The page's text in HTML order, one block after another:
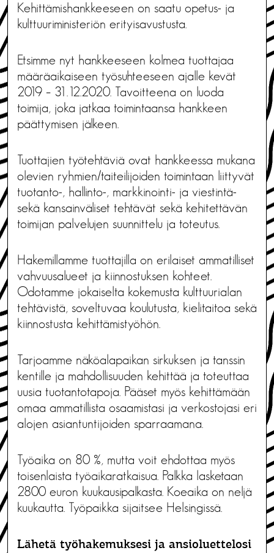
Kehittämishankkeeseen on saatu opetus- ja
kulttuuriministeriön erityisavustusta.
Etsimme nyt hankkeeseen kolmea tuottajaa
määräaikaiseen työsuhteeseen ajalle kevät
2019 – 31.12.2020. Tavoitteena on luoda
toimija, joka jatkaa toimintaansa hankkeen
päättymisen jälkeen.
Tuottajien työtehtäviä ovat hankkeessa mukana
olevien ryhmien/taiteilijoiden toimintaan liittyvät
tuotanto-, hallinto-, markkinointi- ja viestintä-
sekä kansainväliset tehtävät sekä kehitettävän
toimijan palvelujen suunnittelu ja toteutus.
Hakemillamme tuottajilla on erilaiset ammatilliset
vahvuusalueet ja kiinnostuksen kohteet.
Odotamme jokaiselta kokemusta kulttuurialan
tehtävistä, soveltuvaa koulutusta, kielitaitoa sekä
kiinnostusta kehittämistyöhön.
Tarjoamme näköalapaikan sirkuksen ja tanssin
kentille ja mahdollisuuden kehittää ja toteuttaa
uusia tuotantotapoja. Pääset myös kehittämään
omaa ammatillista osaamistasi ja verkostojasi eri
alojen asiantuntijoiden sparraamana.
Työaika on 80 %, mutta voit ehdottaa myös
toisenlaista työaikaratkaisua. Palkka lasketaan
2800 euron kuukausipalkasta. Koeaika on neljä
kuukautta. Työpaikka sijaitsee Helsingissä.
Lähetä työhakemuksesi ja ansioluettelosi